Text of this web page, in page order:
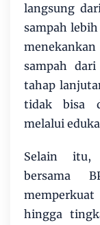
langsung
sampah
sampah
tahap
tidak bisa
melalui
Selain itu,
bersama
hingga